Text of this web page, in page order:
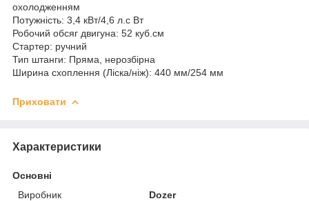
охолодженням
Потужність: 3,4 кВт/4,6 л.с Вт
Робочий обсяг двигуна: 52 куб.см
Стартер: ручний
Тип штанги: Пряма, нерозбірна
Ширина схоплення (Ліска/ніж): 440 мм/254 мм
Приховати
Характеристики
Основні
Виробник
Dozer